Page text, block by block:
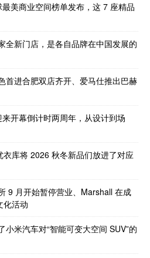
美商业空间榜单发布，这 7 座精品
全新门店，是各自品牌在中国发展的
首进合肥双店齐开、爱马仕推出巴赫
开幕倒计时两周年，从设计到场
衣库将 2026 秋冬新品们放进了对应
9 月开始暂停营业、Marshall 在成
化活动
小米汽车对“智能可变大空间 SUV”的